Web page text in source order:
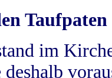
Taufpaten
im